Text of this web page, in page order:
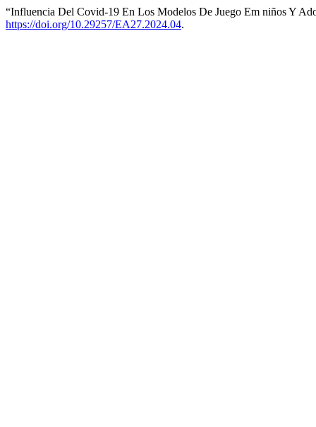
“Influencia Del Covid-19 En Los Modelos De Juego Em niños Y
https://doi.org/10.29257/EA27.2024.04.